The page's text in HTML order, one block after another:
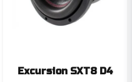
Excursion SXT8 D4